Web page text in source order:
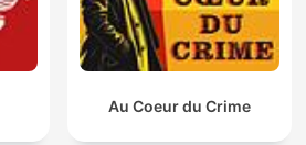
Au Coeur du Crime